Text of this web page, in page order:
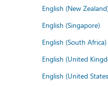
English (New
English (Singapore)
English (South Africa)
English (United
English (United